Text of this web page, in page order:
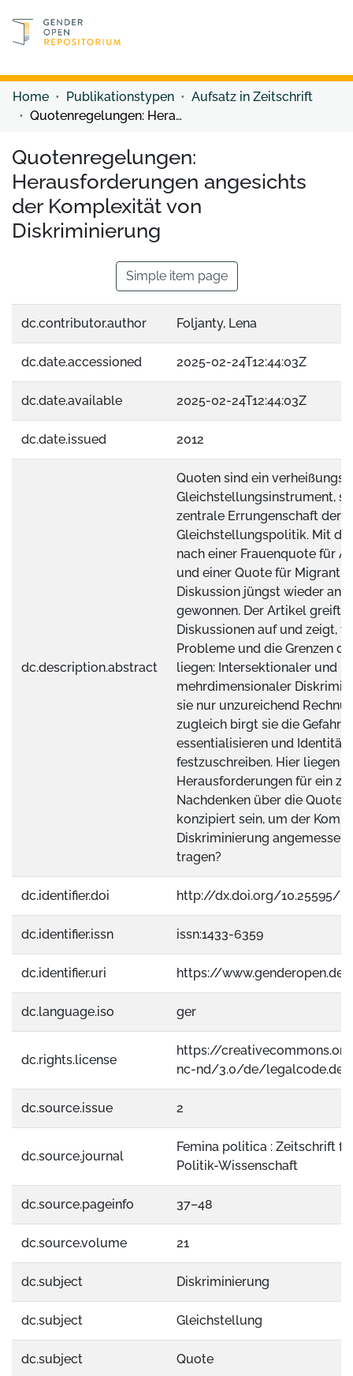
Discover content
Home Publikationstypen
Aufsatz in Zeitschrift
Quotenregelungen: Herausforderungen angesichts der Komplexität von Diskriminierung
Quotenregelungen:
Herausforderungen angesichts
der Komplexität von
Diskriminierung
Simple item page
dc.contributor.author Foljanty, Lena
dc.date.accessioned 2025-02-24T12:44:03Z
dc.date.available 2025-02-24T12:44:03Z
dc.date.issued 2012
dc.description.abstract
Quoten sind ein
Gleichstellungsinstrument,
zentrale Errungenschaft der
Gleichstellungspolitik. Mit
nach einer Frauenquote für
und einer Quote für
Diskussion jüngst wieder an
gewonnen. Der Artikel greift
Diskussionen auf und zeigt,
Probleme und die Grenzen
liegen: Intersektionaler und
mehrdimensionaler
sie nur unzureichend
zugleich birgt sie die Gefahr
essentialisieren und
festzuschreiben. Hier liegen
Herausforderungen für ein
Nachdenken über die Quote:
konzipiert sein, um der
Diskriminierung angemessen
tragen?
dc.identifier.doi http://dx.doi.org/10.25595/
dc.identifier.issn issn:1433-6359
dc.identifier.uri https://
dc.language.iso ger
dc.rights.license
https://
nc-nd/3.0/de/legalcode.de
dc.source.issue 2
dc.source.journal
Femina politica : Zeitschrift
Politik-Wissenschaft
dc.source.pageinfo 37–48
dc.source.volume 21
dc.subject Diskriminierung
dc.subject Gleichstellung
dc.subject Quote